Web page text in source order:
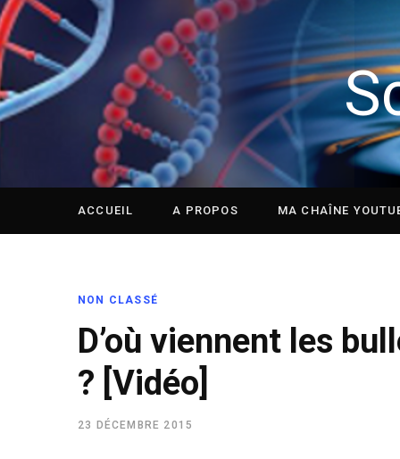
ACCUEIL A PROPOS MA CHAÎNE
NON CLASSÉ
D’où viennent les
? [Vidéo]
23 DÉCEMBRE 2015